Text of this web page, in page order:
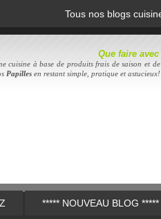
Tous nos blogs
Que faire
cuisine à base de produits frais de saison et
Papilles en restant simple, pratique et
***** NOUVEAU BLOG *****